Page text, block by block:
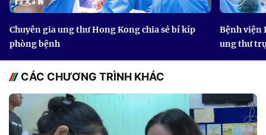
Chuyên gia ung thư Hong Kong chia sẻ bí kíp
phòng bệnh
Bệnh viện
ung thư
CÁC CHƯƠNG TRÌNH KHÁC